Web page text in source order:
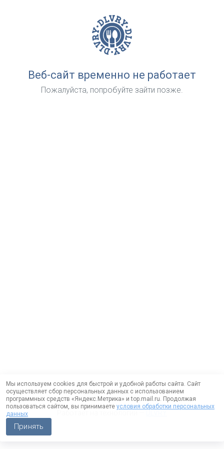
Веб-сайт временно не работает
Пожалуйста, попробуйте зайти позже.
Мы используем cookies для быстрой и удобной работы сайта. Сайт
осуществляет сбор персональных данных с использованием
программных средств «Яндекс.Метрика» и top.mail.ru. Продолжая
пользоваться сайтом, вы принимаете условия обработки персональных
данных
Принять